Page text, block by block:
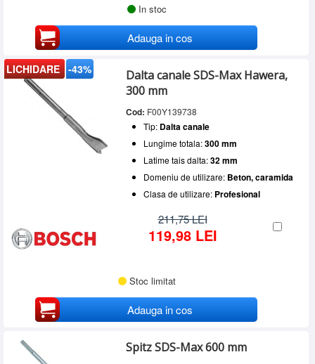
In stoc
Adauga in cos
LICHIDARE -43%
Dalta canale SDS-Max Hawera,
300 mm
Cod: F00Y139738
Tip: Dalta canale
Lungime totala:300 mm
Latime tais dalta:32 mm
Domeniu de utilizare: Beton, caramida
Clasa de utilizare: Profesional
211,75 LEI
119,98 LEI
Stoc limitat
Adauga in cos
Spitz SDS-Max 600 mm